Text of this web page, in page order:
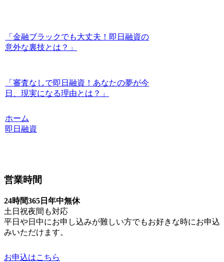
「金融ブラックでも大丈夫！即日融資の
意外な裏技とは？」
「審査なしで即日融資！あなたの夢が今
日、現実になる理由とは？」
ホーム
即日融資
営業時間
24時間365日年中無休
土日祝夜間も対応
平日や日中にお申し込みが難しい方でもお好きな時にお申込
みいただけます。
お申込はこちら